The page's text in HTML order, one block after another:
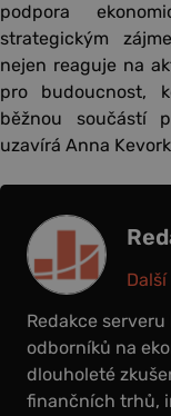
podpora
strategickým
nejen reaguje na
pro budoucnost,
běžnou součástí
uzavírá Anna
Redakce
odborníků na
dlouholeté
finančních trhů,